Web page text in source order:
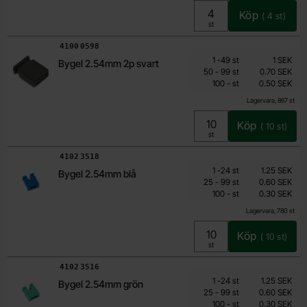
Enhet:
st
Köp ( 4 st)
Bygel 2.54mm 2p svart
Art. nr
4100 0598
Lagervara, 867 st
Från
0.50 SEK
Inklusive 25% moms
Enhet:
st
Köp ( 10 st)
Mängdrabatt
Pris /st
1 -till
49 st
1 SEK
50 - till
99 st
0.70 SEK
100 - till
st 0.50 SEK
Bygel 2.54mm blå
Art. nr
4102 3518
Lagervara, 780 st
Från
0.30 SEK
Inklusive 25% moms
Enhet:
st
Köp ( 10 st)
Mängdrabatt
Pris /st
1 -till
24 st
1.25 SEK
25 - till
99 st
0.60 SEK
100 - till
st 0.30 SEK
Bygel 2.54mm grön
Art. nr
4102 3516
Från
0.30 SEK
Inklusive 25% moms
Mängdrabatt
Pris /st
1 -till
24 st
1.25 SEK
25 - till
99 st
0.60 SEK
100 - till
st 0.30 SEK